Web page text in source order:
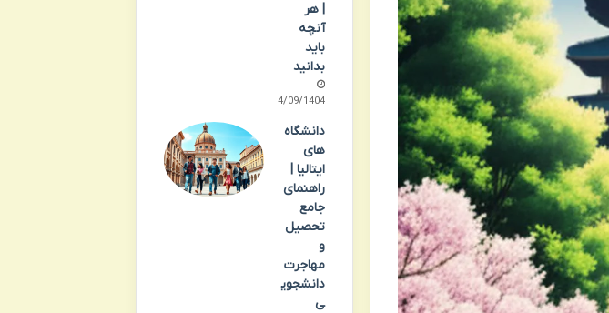
| هر
آنچه
باید
بدانید
24/09/1404
دانشگاه
های
ایتالیا |
راهنمای
جامع
تحصیل
و
مهاجرت
دانشجوی
ی